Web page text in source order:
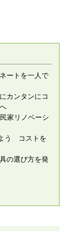
ートを一人で
カンタンにコ
家リノベーシ
う コストを
の選び方を発